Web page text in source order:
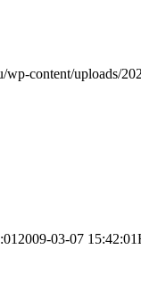
wp-content/uploads/
2009-03-07 15:42:01